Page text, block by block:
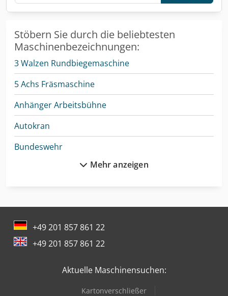
Stöbern Sie durch die beliebtesten
Maschinenbezeichnungen:
3 Walzen Rundbiegemaschine
5 Achs Fräsmaschine
Anhänger Arbeitsbühne
Autokran
Bundeswehr
Cnc-Gravier- Und Fräsmaschine
Drahtricht- Und Abschneidemaschine
Feuerwehr
Gabelstapler Diesel
Gabelstapler Elektro
Mehr anzeigen
+49 201 857 861 22
+49 201 857 861 22
Aktuelle Maschinensuchen:
Kartonverschließer